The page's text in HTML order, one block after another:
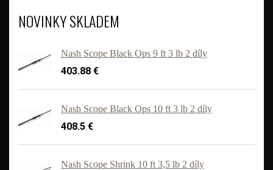
NOVINKY SKLADEM
Nash Scope Black Ops 9 ft 3 lb 2 díly
403.88 €
Nash Scope Black Ops 10 ft 3 lb 2 díly
408.5 €
Nash Scope Shrink 10 ft 3,5 lb 2 díly